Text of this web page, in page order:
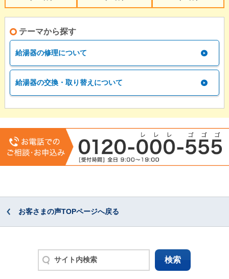
テーマから探す
給湯器の修理について
給湯器の交換・取り替えについて
お客さまの声TOPページへ戻る